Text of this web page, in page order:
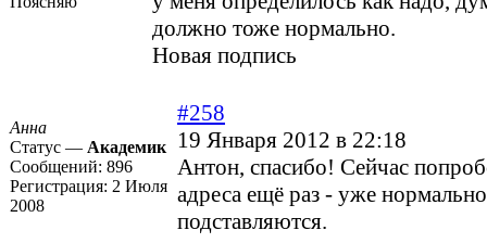
должно тоже нормально.
Новая подпись
Анна
Статус — Академик
Сообщений: 896
Регистрация: 2 Июля
2008
#258
19 Января 2012 в 22:18
Антон, спасибо! Сейчас
адреса ещё раз - уже
подставляются.